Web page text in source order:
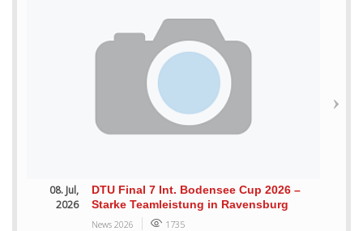
08. Jul,
2026
DTU Final 7 Int. Bodensee Cup 2026 –
Starke Teamleistung in Ravensburg
News 2026 1735